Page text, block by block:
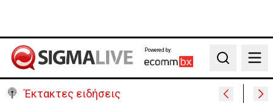
Powered by:
Search
Έκτακτες ειδήσεις